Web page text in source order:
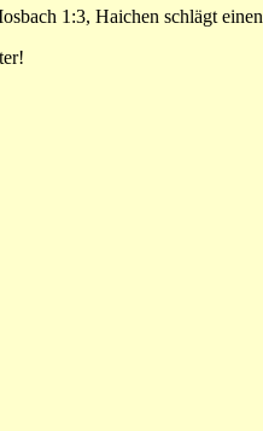
1:3, Haichen schlägt